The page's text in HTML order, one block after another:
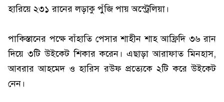
হারিয়ে ২৩১ রানের লড়াকু পুঁজি পায় অস্ট্রেলিয়া।
পাকিস্তানের পক্ষে বাঁহাতি পেসার শাহীন শাহ আফ্রিদি ৩৬ রান
দিয়ে ৩টি উইকেট শিকার করেন। এছাড়া আরাফাত মিনহাস,
আবরার আহমেদ ও হারিস রউফ প্রত্যেকে ২টি করে উইকেট
নেন।